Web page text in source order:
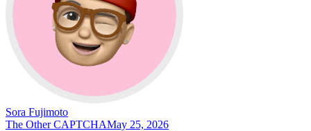
Sora Fujimoto
The Other CAPTCHAMay 25, 2026